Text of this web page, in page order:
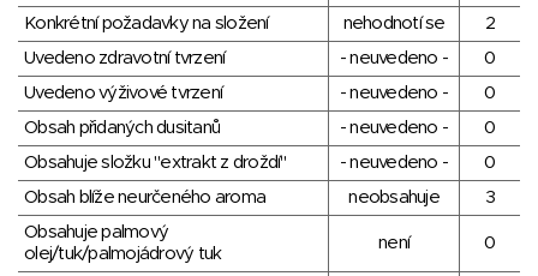
Konkrétní požadavky na složení nehodnotí se
2
Uvedeno zdravotní tvrzení
- neuvedeno -
0
Uvedeno výživové tvrzení
- neuvedeno -
0
Obsah přidaných dusitanů
- neuvedeno -
0
Obsahuje složku "extrakt z droždí"
- neuvedeno -
0
Obsah blíže neurčeného aroma
neobsahuje
3
Obsahuje palmový
olej/tuk/palmojádrový tuk
není 0